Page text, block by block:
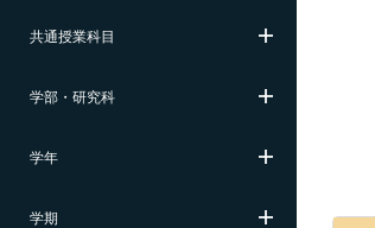
共通授業科目
学部・研究科
学年
学期